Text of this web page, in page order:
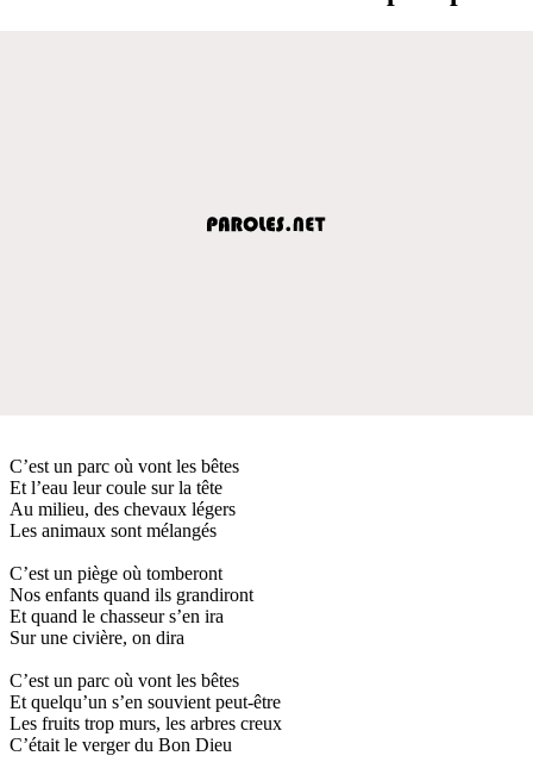
C’est un parc où vont les bêtes
Et l’eau leur coule sur la tête
Au milieu, des chevaux légers
Les animaux sont mélangés
C’est un piège où tomberont
Nos enfants quand ils grandiront
Et quand le chasseur s’en ira
Sur une civière, on dira
C’est un parc où vont les bêtes
Et quelqu’un s’en souvient peut-être
Les fruits trop murs, les arbres creux
C’était le verger du Bon Dieu